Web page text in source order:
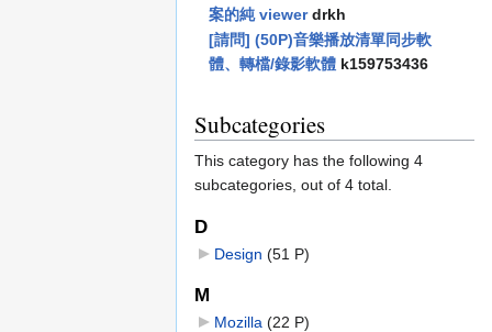
案的純 viewerdrkh
[請問] (50P)音樂播放清單同步軟
體、轉檔/錄影軟體 k159753436
Subcategories
This category has the following 4
subcategories, out of 4 total.
D
Design (51 P)
M
Mozilla (22 P)